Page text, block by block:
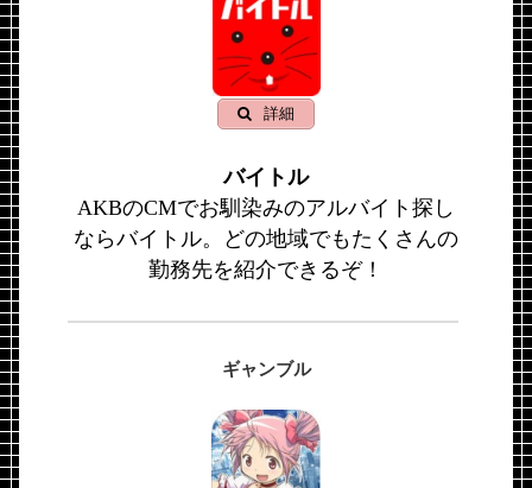
詳細
バイトル
AKBのCMでお馴染みのアルバイト探し
ならバイトル。どの地域でもたくさんの
勤務先を紹介できるぞ！
ギャンブル